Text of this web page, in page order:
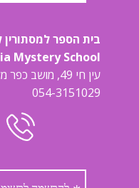
בית הספר
Mystery School
עין חי 49, מושב כפר מלל
054-3151029